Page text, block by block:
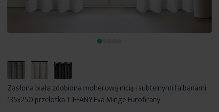
Zasłona biała zdobiona moherową nicią i subtelnymi falbanami
135x250 przelotka TIFFANY Eva Minge Eurofirany